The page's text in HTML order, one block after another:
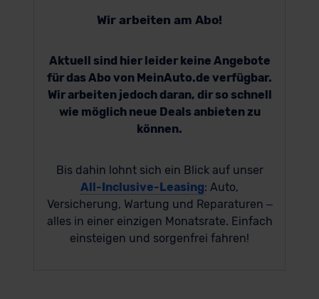
Wir arbeiten am Abo!
Aktuell sind hier leider keine Angebote
für das Abo von MeinAuto.de verfügbar.
Wir arbeiten jedoch daran, dir so schnell
wie möglich neue Deals anbieten zu
können.
Bis dahin lohnt sich ein Blick auf unser
All-Inclusive-Leasing: Auto,
Versicherung, Wartung und Reparaturen –
alles in einer einzigen Monatsrate. Einfach
einsteigen und sorgenfrei fahren!